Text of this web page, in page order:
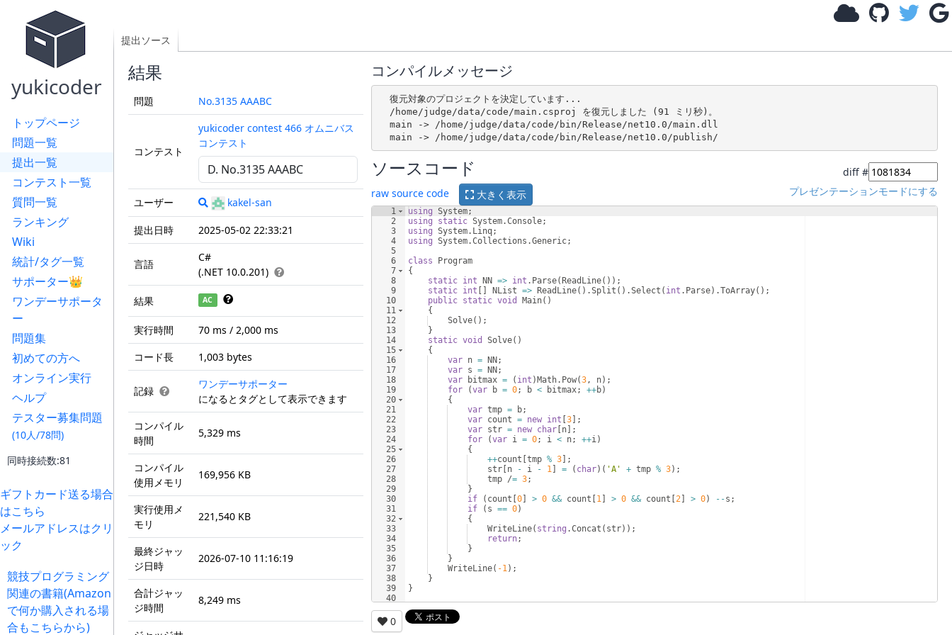
yukicoder
トップページ
問題一覧
提出一覧
コンテスト一覧
質問一覧
ランキング
Wiki
統計/タグ一覧
サポーター👑
ワンデーサポータ
ー
問題集
初めての方へ
オンライン実行
ヘルプ
テスター募集問題
(10人/78問)
同時接続数:81
ギフトカード送る場合
はこちら
メールアドレスはクリ
ック
競技プログラミング
関連の書籍(Amazon
で何か購入される場
合もこちらから)
提出ソース
結果
問題 No.3135 AAABC
コンテスト
yukicoder contest 466 オムニバス
コンテスト
ユーザー kakel-san
提出日時 2025-05-02 22:33:21
言語
C#
(.NET 10.0.201)
結果 AC
実行時間
70 ms / 2,000 ms
コード長
1,003 bytes
記録
ワンデーサポーター
になるとタグとして表示できます
コンパイル
時間
5,329 ms
コンパイル
使用メモリ
169,956 KB
実行使用メ
モリ
221,540 KB
最終ジャッ
ジ日時
2026-07-10 11:16:19
合計ジャッ
ジ時間
8,249 ms
コンパイルメッセージ
  復元対象のプロジェクトを決定しています...
  /home/judge/data/code/main.csproj を復元しました (91 ミリ秒)。
  main -> /home/judge/data/code/bin/Release/net10.0/main.dll
ソースコード
diff #
raw source code
大きく表示 プレゼンテーションモードにする
1
2
3
4
5
6
7
8
9
10
11
12
13
14
15
16
17
18
19
20
21
22
23
24
25
26
27
28
29
30
31
32
33
34
35
36
37
38
39
40
using System;
using
static System.Console;
using System. Linq;
using System.Collections .Generic;
class
Program
{
static int NN => int . Parse( ReadLine( )) ;
static int NList => ReadLine( ) .Split ( ) .Select ( int . Parse) .ToArray( ) ;
public static void Main( )
{
Solve( ) ;
}
static void Solve( )
{
var n = NN ;
var s = NN ;
var
bitmax = ( int ) Math. Pow(3, n) ;
for
(var b = 0; b < bitmax; ++b)
{
var tmp = b;
var count = new int 3]
;
var str = new char[ n]
;
for
(var i = 0; i < n; ++i)
{
++count tmp % 3]
;
str[ n - i - 1] = ( char) ( 'A' + tmp % 3) ;
tmp /= 3;
}
if
( count 0] > 0 && count 1] > 0 && count 2] > 0) --s ;
if
( s == 0)
{
WriteLine( string .Concat ( str)) ;
return;
}
}
WriteLine( -1) ;
}
}
0